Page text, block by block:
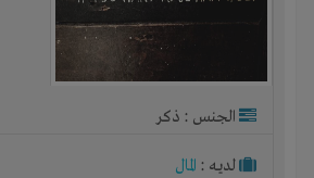
الجنس : ذكر
لديـه : المال